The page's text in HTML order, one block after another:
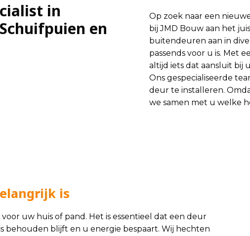
in
en
Op zoek naar een
bij JMD Bouw aan het
buitendeuren aan in
passends voor u is. Met
altijd iets dat aansluit bij
Ons gespecialiseerde
deur te installeren.
we samen met u welke
is
uw huis of pand. Het is essentieel dat een deur
behouden blijft en u energie bespaart. Wij hechten